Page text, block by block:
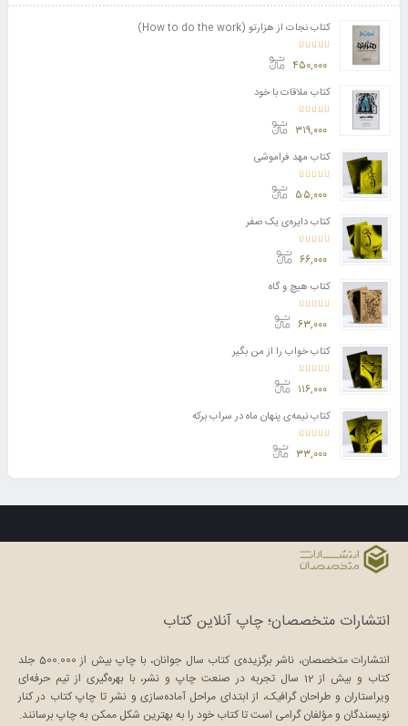
کتاب نجات از هزارتو (How to do the work)
4.11 از 5 ۴۵۰,۰۰۰
کتاب ملاقات با خود
امتیاز3.50 از 5 ۳۱۹,۰۰۰
کتاب مهد فراموشی
5.00 از 5 ۵۵,۰۰۰
کتاب دایره‌ی یک صفر
امتیاز5.00از 5 ۶۶,۰۰۰
کتاب هیچ و گاه
امتیاز5.00 از 5 ۶۳,۰۰۰
کتاب خواب را از من بگیر
امتیاز5.00 از 5 ۱۱۶,۰۰۰
کتاب نیمه‌ی پنهان ماه در سراب برکه
امتیاز5.00 از 5 ۳۳,۰۰۰
انتشارات متخصصان؛ چاپ آنلاین کتاب
انتشارات متخصصان، ناشر برگزیده‌ی کتاب سال جوانان، با چاپ بیش از 500.000 جلد
کتاب و بیش از 12 سال تجربه در صنعت چاپ و نشر، با بهره‌گیری از تیم حرفه‌ای
ویراستاران و طراحان گرافیک، از ابتدای مراحل آماده‌سازی و نشر تا چاپ کتاب در کنار
نویسندگان و مؤلفان گرامی است تا کتاب خود را به بهترین شکل ممکن به چاپ برسانند.